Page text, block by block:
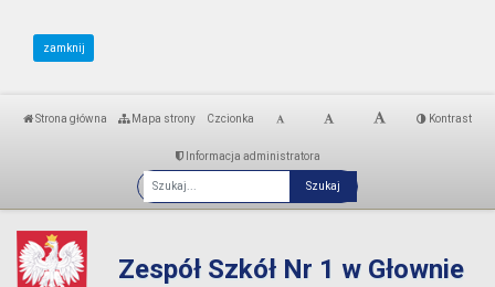
zamknij
Strona główna Mapa strony Czcionka Kontrast
Informacja administratora
Fraza
Zespół Szkół Nr 1 w Głownie